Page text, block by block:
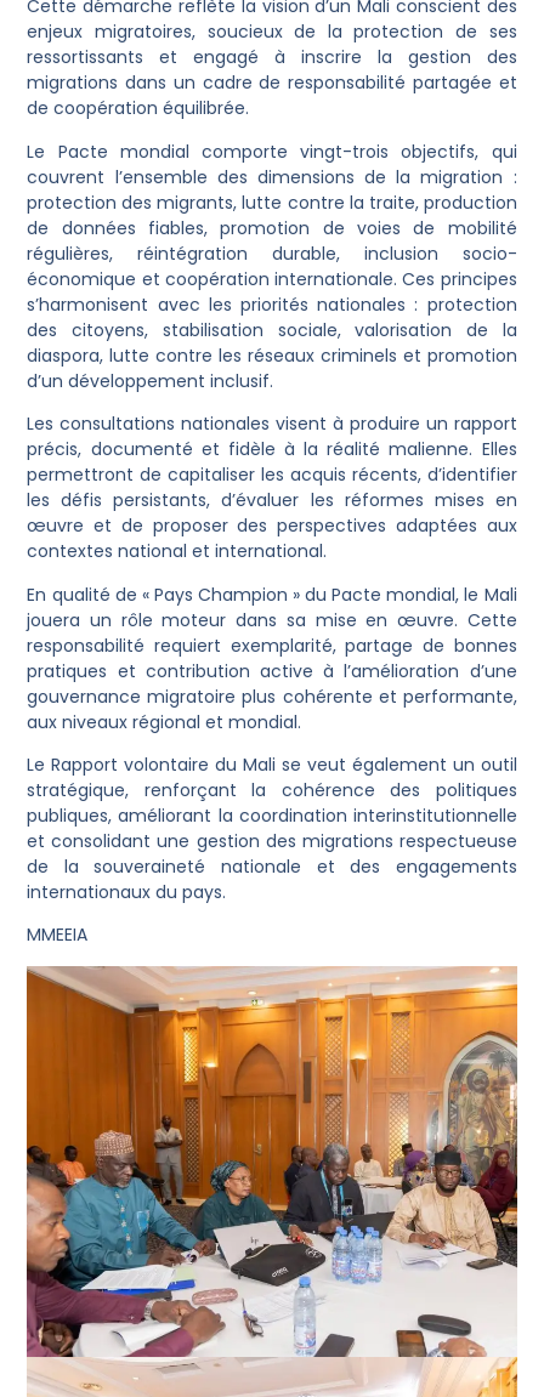
Cette démarche reflète la vision d’un Mali conscient des
enjeux migratoires, soucieux de la protection de ses
ressortissants et engagé à inscrire la gestion des
migrations dans un cadre de responsabilité partagée et
de coopération équilibrée.
Le Pacte mondial comporte vingt-trois objectifs, qui
couvrent l’ensemble des dimensions de la migration :
protection des migrants, lutte contre la traite, production
de données fiables, promotion de voies de mobilité
régulières, réintégration durable, inclusion socio-
économique et coopération internationale. Ces principes
s’harmonisent avec les priorités nationales : protection
des citoyens, stabilisation sociale, valorisation de la
diaspora, lutte contre les réseaux criminels et promotion
d’un développement inclusif.
Les consultations nationales visent à produire un rapport
précis, documenté et fidèle à la réalité malienne. Elles
permettront de capitaliser les acquis récents, d’identifier
les défis persistants, d’évaluer les réformes mises en
œuvre et de proposer des perspectives adaptées aux
contextes national et international.
En qualité de « Pays Champion » du Pacte mondial, le Mali
jouera un rôle moteur dans sa mise en œuvre. Cette
responsabilité requiert exemplarité, partage de bonnes
pratiques et contribution active à l’amélioration d’une
gouvernance migratoire plus cohérente et performante,
aux niveaux régional et mondial.
Le Rapport volontaire du Mali se veut également un outil
stratégique, renforçant la cohérence des politiques
publiques, améliorant la coordination interinstitutionnelle
et consolidant une gestion des migrations respectueuse
de la souveraineté nationale et des engagements
internationaux du pays.
MMEEIA